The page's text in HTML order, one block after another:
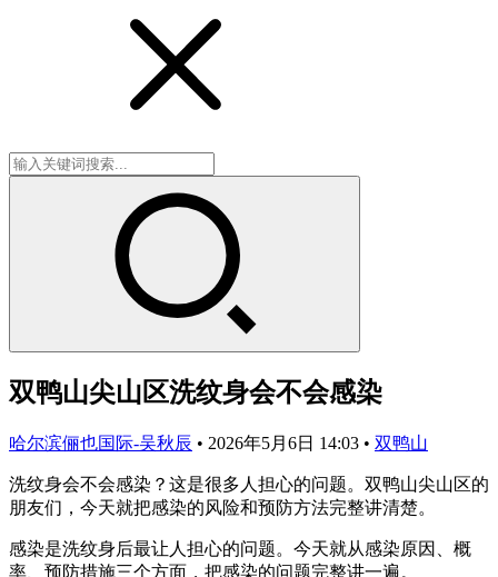
双鸭山尖山区洗纹身会不会感染
哈尔滨俪也国际-吴秋辰 • 2026年5月6日 14:03 • 双鸭山
洗纹身会不会感染？这是很多人担心的问题。双鸭山尖山区的
朋友们，今天就把感染的风险和预防方法完整讲清楚。
感染是洗纹身后最让人担心的问题。今天就从感染原因、概
率、预防措施三个方面，把感染的问题完整讲一遍。